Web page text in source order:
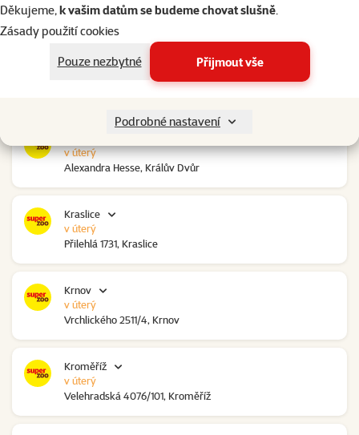
Děkujeme,k vašim datům se budeme chovat slušně.
Zásady použití cookies
Pouze nezbytné
Přijmout vše
Podrobné nastavení
Ovčáry 304, Ovčáry
Kozomín
Alexandra Hesse, Králův Dvůr
v úterý
Kraslice
Přilehlá 1731, Kraslice
v úterý
Krnov
Vrchlického 2511/4, Krnov
v úterý
Kroměříž
Velehradská 4076/101, Kroměříž
v úterý